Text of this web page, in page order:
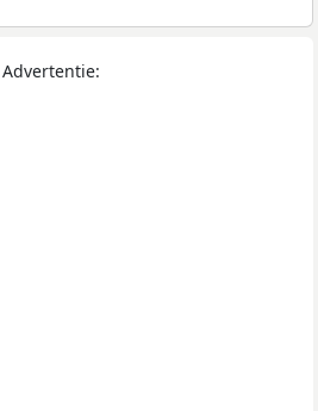
Advertentie: